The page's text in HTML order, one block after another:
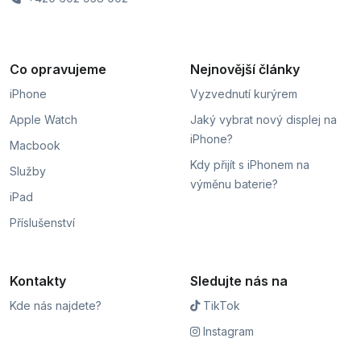
Co opravujeme
iPhone
Apple Watch
Macbook
Služby
iPad
Příslušenství
Nejnovější články
Vyzvednutí kurýrem
Jaký vybrat nový displej na
iPhone?
Kdy přijít s iPhonem na
výměnu baterie?
Kontakty
Kde nás najdete?
Sledujte nás na
TikTok
Instagram